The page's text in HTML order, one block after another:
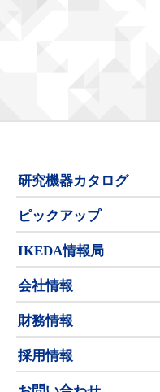
研究機器カタログ
ピックアップ
IKEDA情報局
会社情報
財務情報
採用情報